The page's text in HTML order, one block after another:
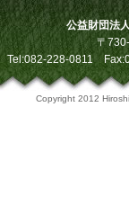
公益財団
〒
Tel:082-228-0811
Copyright 2012